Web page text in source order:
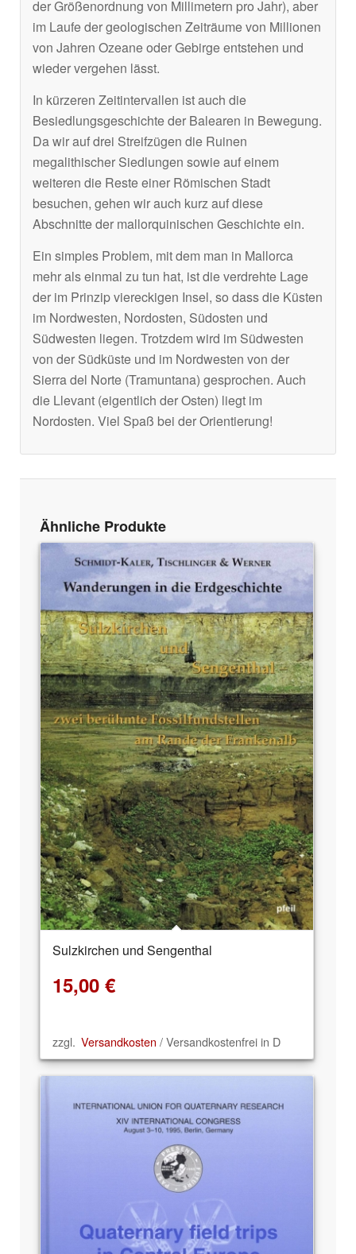
der Größenordnung von Millimetern pro Jahr), aber
im Laufe der geologischen Zeiträume von Millionen
von Jahren Ozeane oder Gebirge entstehen und
wieder vergehen lässt.
In kürzeren Zeitintervallen ist auch die
Besiedlungsgeschichte der Balearen in Bewegung.
Da wir auf drei Streifzügen die Ruinen
megalithischer Siedlungen sowie auf einem
weiteren die Reste einer Römischen Stadt
besuchen, gehen wir auch kurz auf diese
Abschnitte der mallorquinischen Geschichte ein.
Ein simples Problem, mit dem man in Mallorca
mehr als einmal zu tun hat, ist die verdrehte Lage
der im Prinzip viereckigen Insel, so dass die Küsten
im Nordwesten, Nordosten, Südosten und
Südwesten liegen. Trotzdem wird im Südwesten
von der Südküste und im Nordwesten von der
Sierra del Norte (Tramuntana) gesprochen. Auch
die Llevant (eigentlich der Osten) liegt im
Nordosten. Viel Spaß bei der Orientierung!
Ähnliche Produkte
Sulzkirchen und Sengenthal
15,00 €
zzgl. Versandkosten / Versandkostenfrei in D